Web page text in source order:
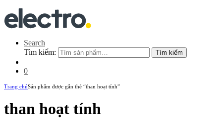
Search
Tìm kiếm:
Tìm kiếm
0
Trang chủSản phẩm được gắn thẻ “than hoạt tính”
than hoạt tính